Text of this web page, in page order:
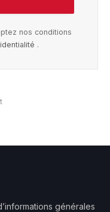
nos conditions
.
générales